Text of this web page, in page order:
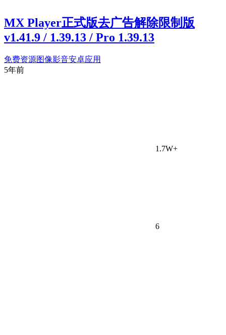
MX Player正式版去广告解除限制版
v1.41.9 / 1.39.13 / Pro 1.39.13
免费资源图像影音安卓应用
5年前
1.7W+
6